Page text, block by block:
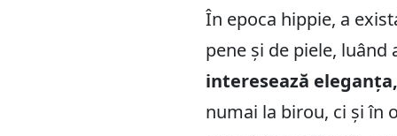
În epoca hippie, a
pene și de piele,
interesează
numai la birou, ci și în